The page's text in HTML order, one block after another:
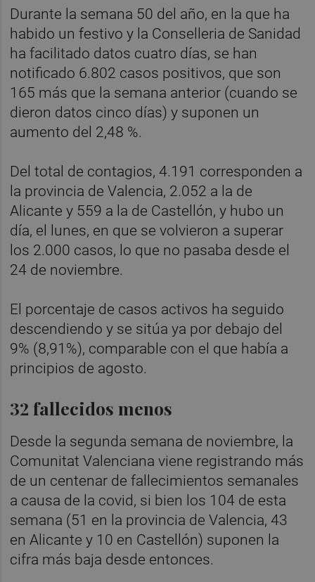
Durante la semana 50 del año, en la que ha
habido un festivo y la Conselleria de Sanidad
ha facilitado datos cuatro días, se han
notificado 6.802 casos positivos, que son
165 más que la semana anterior (cuando se
dieron datos cinco días) y suponen un
aumento del 2,48 %.
Del total de contagios, 4.191 corresponden a
la provincia de Valencia, 2.052 a la de
Alicante y 559 a la de Castellón, y hubo un
día, el lunes, en que se volvieron a superar
los 2.000 casos, lo que no pasaba desde el
24 de noviembre.
El porcentaje de casos activos ha seguido
descendiendo y se sitúa ya por debajo del
9% (8,91%), comparable con el que había a
principios de agosto.
32 fallecidos menos
Desde la segunda semana de noviembre, la
Comunitat Valenciana viene registrando más
de un centenar de fallecimientos semanales
a causa de la covid, si bien los 104 de esta
semana (51 en la provincia de Valencia, 43
en Alicante y 10 en Castellón) suponen la
cifra más baja desde entonces.